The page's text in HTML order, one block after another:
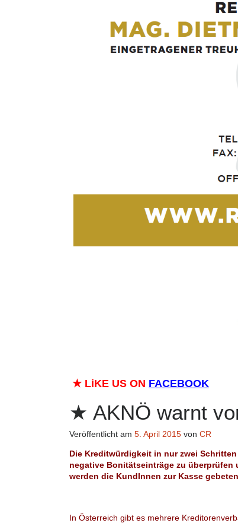
★ LiKE US ON FACEBOOK
AKNÖ warnt
Veröffentlicht am 5. April 2015 von CR
Die Kreditwürdigkeit in nur zwei
negative Bonitätseinträge zu überprüfen
werden die KundInnen zur Kasse
In Österreich gibt es mehrere